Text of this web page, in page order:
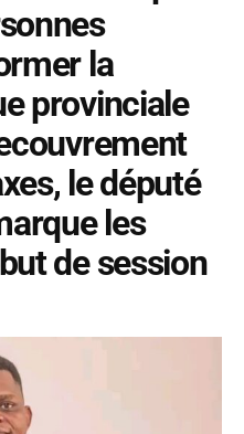
la
provinciale
le député
les
de session